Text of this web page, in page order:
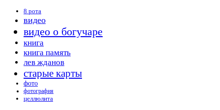
8 рота
видео
видео о богучаре
книга
книга память
лев жданов
старые карты
фото
фотография
целлюлита